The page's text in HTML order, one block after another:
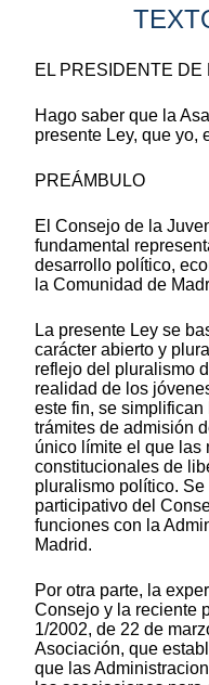
EL PRESIDENTE
Hago saber que la
presente Ley, que yo,
PREÁMBULO
El Consejo de la
fundamental
desarrollo político,
la Comunidad de
La presente Ley se
carácter abierto y
reflejo del pluralismo
realidad de los
este fin, se
trámites de admisión
único límite el que las
constitucionales de
pluralismo político.
participativo del
funciones con la
Madrid.
Por otra parte, la
Consejo y la reciente
1/2002, de 22 de
Asociación, que
que las